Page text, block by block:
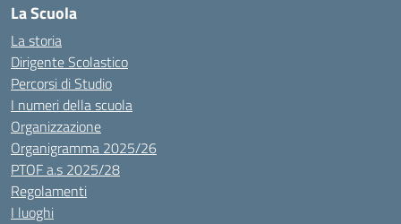
La Scuola
La storia
Dirigente Scolastico
Percorsi di Studio
I numeri della scuola
Organizzazione
Organigramma 2025/26
PTOF a.s 2025/28
Regolamenti
I luoghi